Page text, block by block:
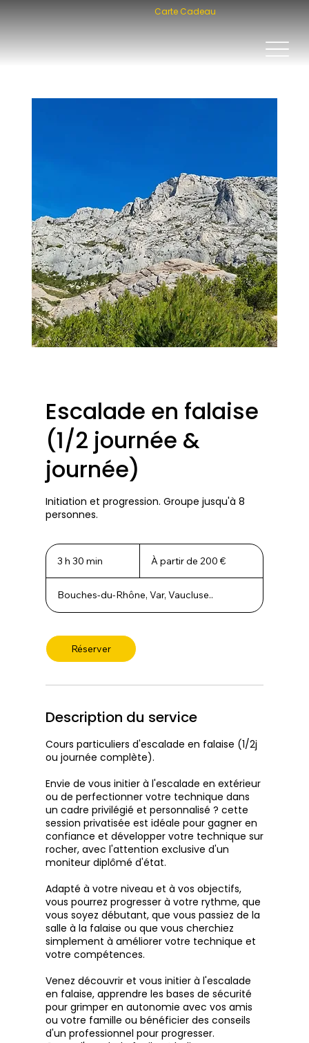
Carte Cadeau
Escalade en falaise
(1/2 journée &
journée)
Initiation et progression. Groupe jusqu'à 8
personnes.
3 h 30 min
0
partir
euros
À partir de 200 €
Bouches-du-Rhône, Var, Vaucluse..
Réserver
Description du service
Cours particuliers d'escalade en falaise (1/2j
ou journée complète).
Envie de vous initier à l'escalade en extérieur
ou de perfectionner votre technique dans
un cadre privilégié et personnalisé ? cette
session privatisée est idéale pour gagner en
confiance et développer votre technique sur
rocher, avec l'attention exclusive d'un
moniteur diplômé d'état.
Adapté à votre niveau et à vos objectifs,
vous pourrez progresser à votre rythme, que
vous soyez débutant, que vous passiez de la
salle à la falaise ou que vous cherchiez
simplement à améliorer votre technique et
votre compétences.
Venez découvrir et vous initier à l'escalade
en falaise, apprendre les bases de sécurité
pour grimper en autonomie avec vos amis
ou votre famille ou bénéficier des conseils
d'un professionnel pour progresser.